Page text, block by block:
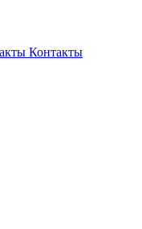
Контакты